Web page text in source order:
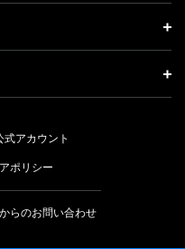
アカウント
ポリシー
らのお問い合わせ